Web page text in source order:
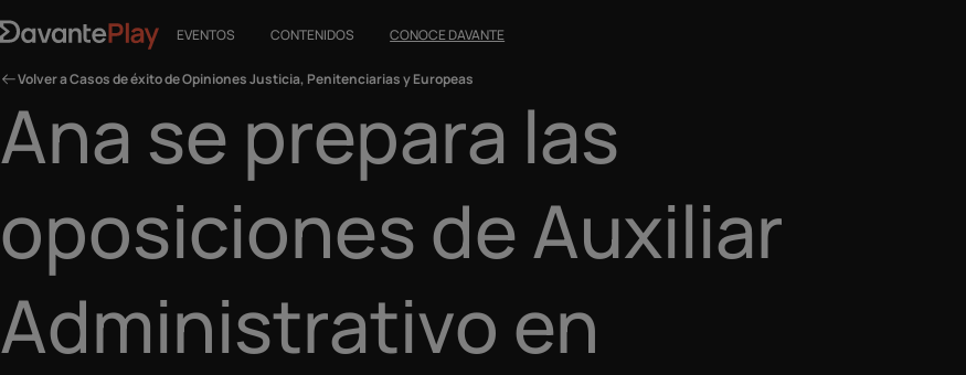
EVENTOS CONTENIDOS CONOCE DAVANTE
Volver a Casos de éxito de Opiniones Justicia, Penitenciarias y Europeas
Ana se prepara las
oposiciones de Auxiliar
Administrativo en